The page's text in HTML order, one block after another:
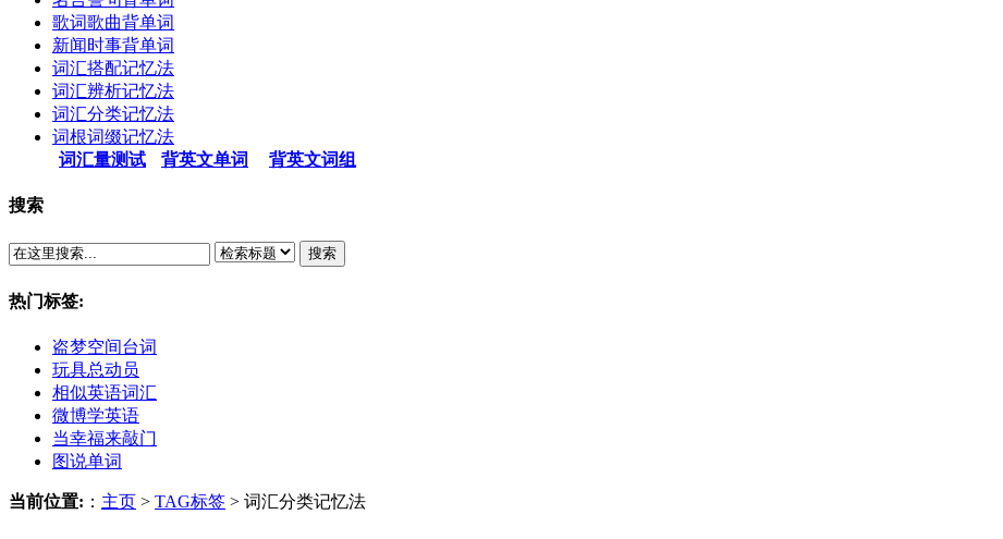
歌词歌曲背单词
新闻时事背单词
词汇搭配记忆法
词汇辨析记忆法
词汇分类记忆法
词根词缀记忆法
词汇量测试
背英文单词 背英文词组
搜索
搜索
热门标签:
盗梦空间台词
玩具总动员
相似英语词汇
微博学英语
当幸福来敲门
图说单词
当前位置: ： 主页 > TAG标签 > 词汇分类记忆法